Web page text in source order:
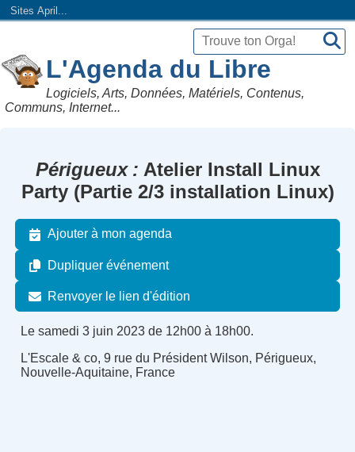
Sites April...
L'Agenda du Libre
Logiciels, Arts, Données, Matériels, Contenus,
Communs, Internet...
Périgueux
Atelier Install Linux
Party (Partie 2/3 installation Linux)
Ajouter à mon agenda
Dupliquer événement
Renvoyer le lien d'édition
Le samedi 3 juin 2023 de 12h00 à 18h00.
L'Escale & co, 9 rue du Président Wilson, Périgueux,
Nouvelle-Aquitaine, France